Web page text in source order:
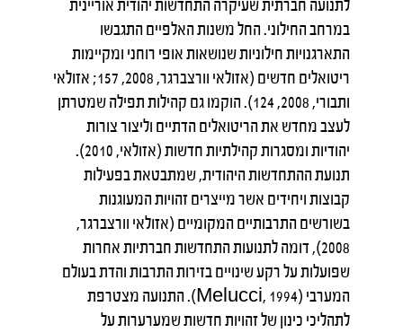
לתנועה חברתית שעיקרה התחדשות יהודית אוריינית
במרחב החילוני. החל משנות האלפיים התגבשו
התארגנויות חילוניות שנושאות אופי רוחני ומקיימות
ריטואלים חדשים (אזולאי וורצברגר, 2008, 157; אזולאי
ותבורי, 2008, 124). הוקמו גם קהילות תפילה שמטרתן
לעצב מחדש את הריטואלים הדתיים וליצור צורות
יהודיות ומסגרות קהילתיות חדשות (אזולאי, 2010).
תנועת ההתחדשות היהודית, שמתבטאת בפעילות
קבוצות ויחידים אשר מייצרים זהויות המעוגנות
בשורשים התרבותיים המקומיים (אזולאי וורצברגר,
2008), דומה לתנועות התחדשות חברתיות אחרות
שפועלות על רקע שינויים בזירות התרבות והדת בעולם
המערבי (Melucci, 1994). התנועה מצטרפת
לתהליכי כינון של זהויות חדשות שמערערות על